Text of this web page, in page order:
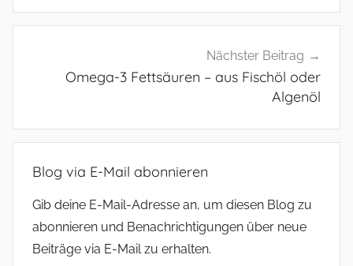
Nächster Beitrag
Omega-3 Fettsäuren – aus Fischöl oder
Algenöl
Blog via E-Mail abonnieren
Gib deine E-Mail-Adresse an, um diesen Blog zu
abonnieren und Benachrichtigungen über neue
Beiträge via E-Mail zu erhalten.